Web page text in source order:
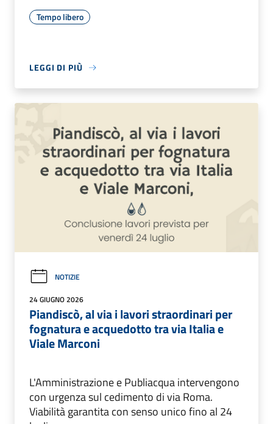
Tempo libero
LEGGI DI PIÙ
NOTIZIE
24 GIUGNO 2026
Piandiscò, al via i lavori straordinari per
fognatura e acquedotto tra via Italia e
Viale Marconi
L'Amministrazione e Publiacqua intervengono
con urgenza sul cedimento di via Roma.
Viabilità garantita con senso unico fino al 24